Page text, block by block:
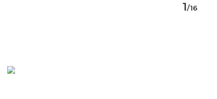
1/16